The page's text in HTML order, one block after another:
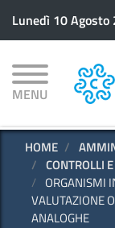
Lunedì 10 Agosto
MENU
HOME
CONTROLLI
ORGANISMI
VALUTAZIONE
ANALOGHE